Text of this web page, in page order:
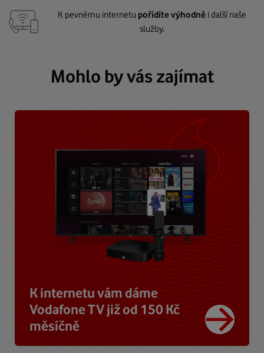
K pevnému internetu pořídíte výhodně i další naše
služby.
Mohlo by vás zajímat
K internetu vám dáme
Vodafone TV již od 150 Kč
měsíčně